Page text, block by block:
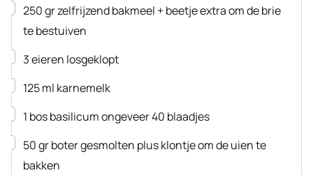
▢
250grzelfrijzend bakmeel + beetje extra om de brie
te bestuiven
▢
3eieren losgeklopt
▢
125ml karnemelk
▢
1 bosbasilicumongeveer 40 blaadjes
▢
50grbotergesmolten plus klontje om de uien te
bakken